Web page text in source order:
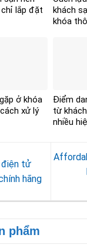
lắp đặt
khách
khóa
ở khóa
xử lý
Điểm
từ
nhiều
điện tử
hãng
phẩm